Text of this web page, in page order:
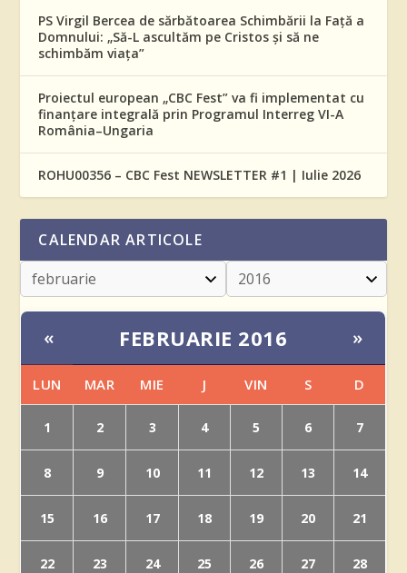
PS Virgil Bercea de sărbătoarea Schimbării la Față a
Domnului: „Să-L ascultăm pe Cristos și să ne
schimbăm viața”
Proiectul european „CBC Fest” va fi implementat cu
finanțare integrală prin Programul Interreg VI-A
România–Ungaria
ROHU00356 – CBC Fest NEWSLETTER #1 | Iulie 2026
CALENDAR ARTICOLE
« FEBRUARIE 2016 »
LUN MAR MIE J VIN S D
1 2 3 4 5 6 7
8 9 10 11 12 13 14
15 16 17 18 19 20 21
22 23 24 25 26 27 28